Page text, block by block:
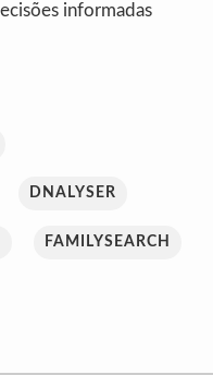
informadas
DNALYSER
FAMILYSEARCH